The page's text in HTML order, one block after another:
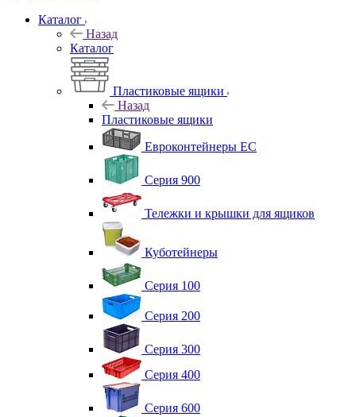
Каталог
Назад
Каталог
Пластиковые ящики
Назад
Пластиковые ящики
Евроконтейнеры ЕС
Серия 900
Тележки и крышки для ящиков
Куботейнеры
Серия 100
Серия 200
Серия 300
Серия 400
Серия 600